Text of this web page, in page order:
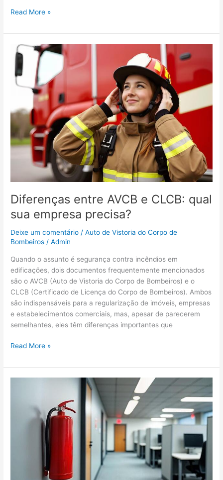
Read More »
Diferenças entre AVCB e CLCB: qual
sua empresa precisa?
Deixe um comentário /Auto de Vistoria do Corpo de
Bombeiros /Admin
Quando o assunto é segurança contra incêndios em
edificações, dois documentos frequentemente mencionados
são o AVCB (Auto de Vistoria do Corpo de Bombeiros) e o
CLCB (Certificado de Licença do Corpo de Bombeiros). Ambos
são indispensáveis para a regularização de imóveis, empresas
e estabelecimentos comerciais, mas, apesar de parecerem
semelhantes, eles têm diferenças importantes que
Diferenças
entre
AVCB
sua
empresa
precisa?
Read More »
Extintores